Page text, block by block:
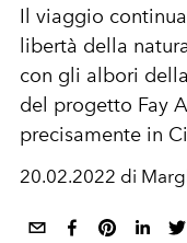
Il viaggio
libertà della
con gli albori
del progetto Fay
precisamente in
20.02.2022 di